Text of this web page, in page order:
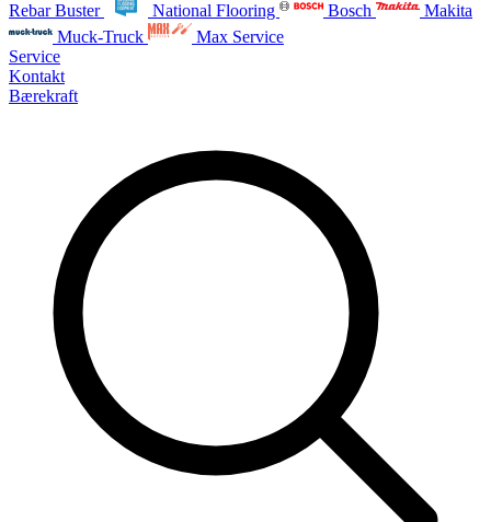
Rebar Buster
National Flooring Bosch
Makita
Muck-Truck
Max Service
Service
Kontakt
Bærekraft